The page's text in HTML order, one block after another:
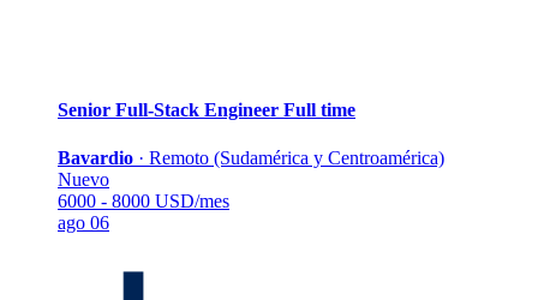
Senior Full-Stack Engineer Full time
Bavardio · Remoto (Sudamérica y Centroamérica)
Nuevo
6000 - 8000 USD/mes
ago 06